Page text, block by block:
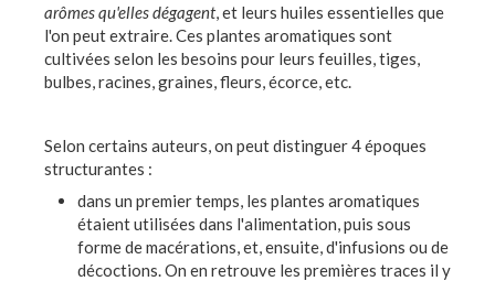
arômes qu'elles dégagent, et leurs huiles essentielles que
l'on peut extraire. Ces plantes aromatiques sont
cultivées selon les besoins pour leurs feuilles, tiges,
bulbes, racines, graines, fleurs, écorce, etc.
Selon certains auteurs, on peut distinguer 4 époques
structurantes :
dans un premier temps, les plantes aromatiques
étaient utilisées dans l'alimentation, puis sous
forme de macérations, et, ensuite, d'infusions ou de
décoctions. On en retrouve les premières traces il y